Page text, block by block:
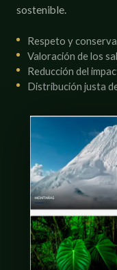
sostenible.
Respeto y
Valoración de los
Reducción del
Distribución justa